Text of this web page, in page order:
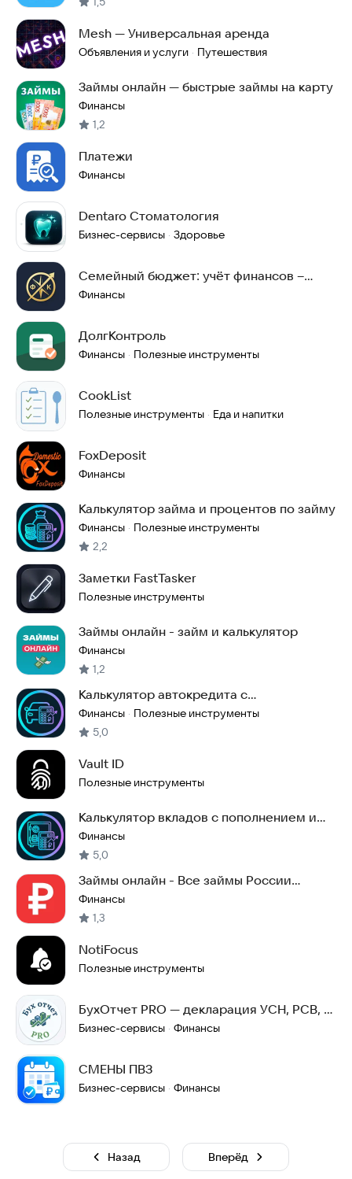
Mesh — Универсальная аренда
Объявления и услуги · Путешествия
Займы онлайн — быстрые займы на карту
Финансы
1,2
Платежи
Финансы
Dentaro Стоматология
Бизнес-сервисы · Здоровье
Семейный бюджет: учёт финансов –
Финансовый компас
Финансы
ДолгКонтроль
Финансы · Полезные инструменты
CookList
Полезные инструменты · Еда и напитки
FoxDeposit
Финансы
Калькулятор займа и процентов по займу
Финансы · Полезные инструменты
2,2
Заметки FastTasker
Полезные инструменты
Займы онлайн - займ и калькулятор
Финансы
1,2
Калькулятор автокредита с
первоначальным взносом
Финансы · Полезные инструменты
5,0
Vault ID
Полезные инструменты
Калькулятор вкладов с пополнением и
капитализацией
Финансы
5,0
Займы онлайн - Все займы России
онлайн на карту
Финансы
1,3
NotiFocus
Полезные инструменты
БухОтчет PRO — декларация УСН, РСВ, 6-
НДФЛ для ИП
Бизнес-сервисы · Финансы
СМЕНЫ ПВЗ
Бизнес-сервисы · Финансы
Назад Вперёд